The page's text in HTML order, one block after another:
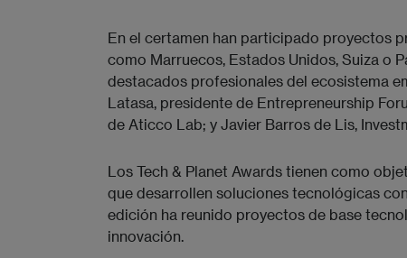
En el certamen han participado proyectos
como Marruecos, Estados Unidos, Suiza o
destacados profesionales del ecosistema
Latasa, presidente de Entrepreneurship
de Aticco Lab; y Javier Barros de Lis,
Los Tech & Planet Awards tienen como
que desarrollen soluciones tecnológicas
edición ha reunido proyectos de base
innovación.